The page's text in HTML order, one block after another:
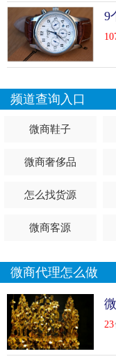
也是一种价值。简而
么，你需要知道。因
势。比如我写了一年
我在yy上和他们分享
理，你都是有价值的
护肤知识。
第三，视频分享
现在微信推出了一个
些都可以通过视频发
会很高。我的弟子燕
经常用视频，让你的
第四，分享生活
很多人的朋友圈内容
分享还是不愿意分享
9
频道查询入口
微商鞋子
微商奢侈品
怎么找货源
微商客源
微商代理怎么做
23